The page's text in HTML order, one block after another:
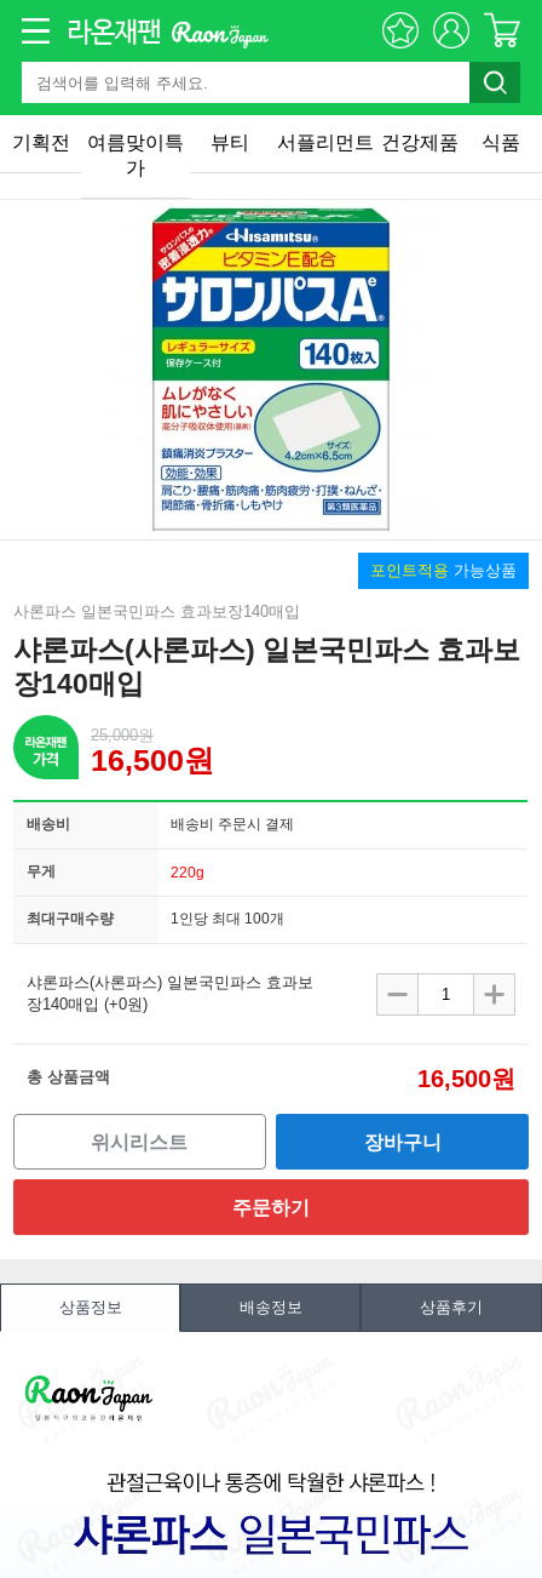
기획전
여름맞이특
가
뷰티 서플리먼트 건강제품 식품
포인트적용 가능상품
사론파스 일본국민파스 효과보장140매입
샤론파스(사론파스) 일본국민파스 효과보
장140매입
25,000원
16,500원
배송비 배송비 주문시 결제
무게 220g
최대구매수량 1인당 최대 100개
샤론파스(사론파스) 일본국민파스 효과보
장140매입 (+0원)
총 상품금액 16,500원
위시리스트
상품정보 배송정보 상품후기